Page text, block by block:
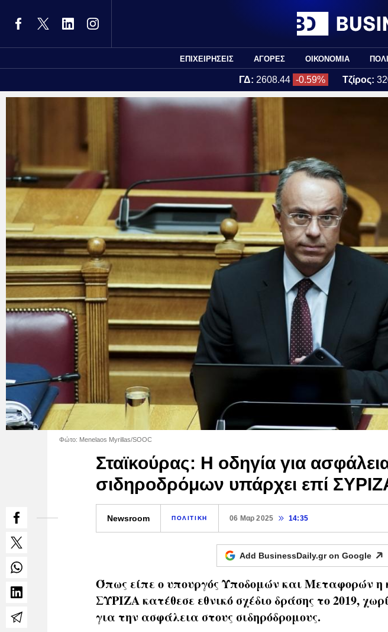
ΕΠΙΧΕΙΡΗΣΕΙΣ ΑΓΟΡΕΣ ΟΙΚΟΝΟΜΙΑ
ΓΔ: 2608.44 -0.59% Τζίρος:
Φώτο: Menelaos Myrillas/SOOC
Σταϊκούρας: Η οδηγία για
σιδηροδρόμων υπάρχει επί
Newsroom ΠΟΛΙΤΙΚΗ 06 Μαρ 2025 14:35
Add BusinessDaily.gr on Google
Όπως είπε ο υπουργός Υποδομών και Μεταφορών η
ΣΥΡΙΖΑ κατέθεσε εθνικό σχέδιο δράσης το 2019,
για την ασφάλεια στους σιδηρόδρομους.